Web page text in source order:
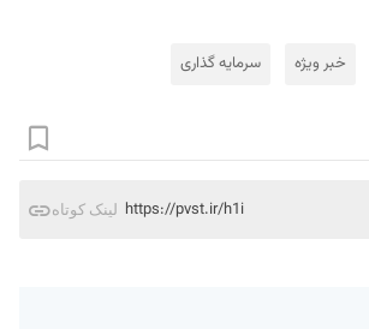
خبر ویژه سرمایه گذاری
لینک کوتاه https://pvst.ir/h1i